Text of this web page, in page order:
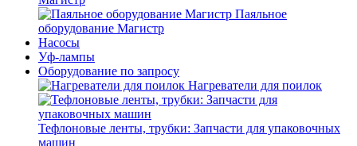
Паяльное
оборудование Магистр
Насосы
Уф-лампы
Оборудование по запросу
Нагреватели для поилок
Тефлоновые ленты, трубки: Запчасти для упаковочных
машин